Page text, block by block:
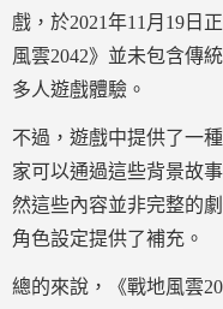
戲，於2021年11月19日
風雲2042》並未包含傳
多人遊戲體驗。
不過，遊戲中提供了一
家可以通過這些背景故
然這些內容並非完整的
角色設定提供了補充。
總的來說，《戰地風雲